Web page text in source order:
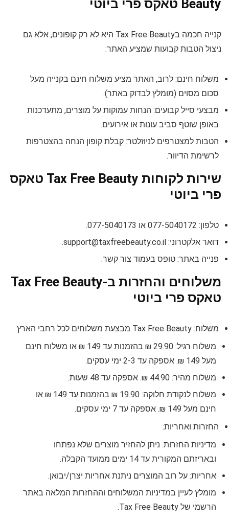
Beauty טאקס פרי ביוטי
קנייה חכמה בTax Free Beauty היא לא רק קופונים, אלא גם
ניצול הטבות קבועות שמציע האתר:
משלוח חינם: לרוב, האתר מציע משלוח חינם בקנייה מעל
סכום מסוים (מומלץ לבדוק באתר).
מבצעי סייל קבועים: הנחות עמוקות על מוצרים, מתעדכנות
באופן שוטף סביב עונות או אירועים.
הטבות למצטרפים לניוזלטר: קבלת קופון הנחה בהצטרפות
לרשימת הדיוור.
שירות לקוחות Tax Free Beauty טאקס
פרי ביוטי
טלפון: 077-5040172 או 077-5040173.
דואר אלקטרוני: support@taxfreebeauty.co.il
.
פנייה באתר: טופס בעמוד צור קשר.
משלוחים והחזרות ב-Tax Free Beauty
טאקס פרי ביוטי
משלוח: Tax Free Beauty מבצעת משלוחים לכל רחבי הארץ:
משלוח רגיל: 29.90 ₪ בהזמנות עד 149 ₪ או משלוח חינם
מעל 149 ₪. אספקה עד 2-3 ימי עסקים.
משלוח מהיר: 44.90 ₪. אספקה עד 48 שעות.
משלוח לנקודת חלוקה: 19.90 ₪ בהזמנות עד 149 ₪ או
חינם מעל 149 ₪. אספקה עד 7 ימי עסקים.
החזרות ואחריות:
מדיניות החזרות: ניתן להחזיר מוצרים שלא נפתחו
ובאריזתם המקורית עד 14 ימים ממועד הקבלה.
אחריות: על רוב המוצרים ניתנת אחריות יצרן/יבואן.
מומלץ לעיין במדיניות המשלוחים וההחזרות המלאה באתר
הרשמי של Tax Free Beauty.